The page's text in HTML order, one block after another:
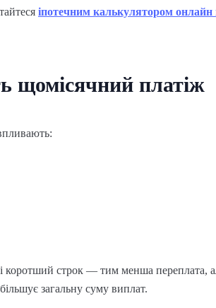
іпотечним калькулятором онлайн
щомісячний платіж
коротший строк — тим менша переплата,
загальну суму виплат.